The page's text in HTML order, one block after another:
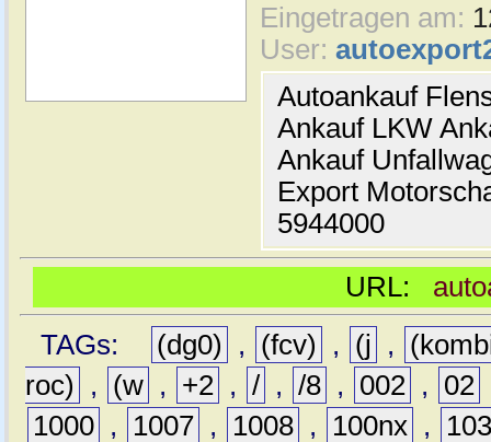
Eingetragen am:
User:
Autoankauf
Ankauf LKW
Ankauf
Export
5944000
URL:
TAGs:
(dg0) , (fcv) , (j ,
roc)
, (w , +2 , / , /8 , 002 , 02
1000 , 1007 , 1008 , 100nx ,